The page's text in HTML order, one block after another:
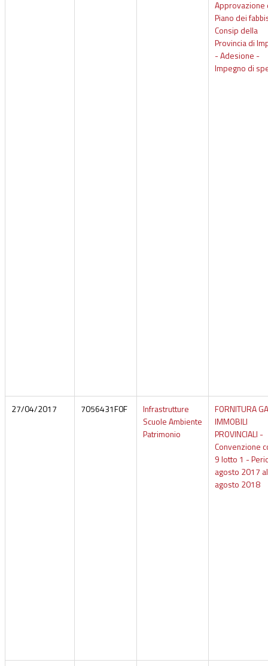
Approvazione
Piano dei
Consip della
Provincia di
- Adesione -
Impegno di
27/04/2017 7056431F0F
Infrastrutture
Scuole Ambiente
Patrimonio
FORNITURA
IMMOBILI
PROVINCIALI -
Convenzione
9 lotto 1 -
agosto 2017
agosto 2018